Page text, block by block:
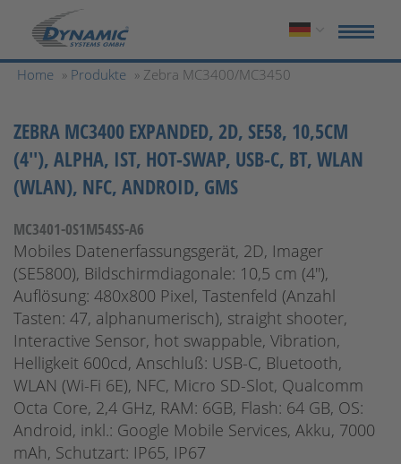
Home » Produkte » Zebra MC3400/MC3450
ZEBRA MC3400 EXPANDED, 2D, SE58, 10,5CM
(4''), ALPHA, IST, HOT-SWAP, USB-C, BT, WLAN
(WLAN), NFC, ANDROID, GMS
MC3401-0S1M54SS-A6
Mobiles Datenerfassungsgerät, 2D, Imager
(SE5800), Bildschirmdiagonale: 10,5 cm (4''),
Auflösung: 480x800 Pixel, Tastenfeld (Anzahl
Tasten: 47, alphanumerisch), straight shooter,
Interactive Sensor, hot swappable, Vibration,
Helligkeit 600cd, Anschluß: USB-C, Bluetooth,
WLAN (Wi-Fi 6E), NFC, Micro SD-Slot, Qualcomm
Octa Core, 2,4 GHz, RAM: 6GB, Flash: 64 GB, OS:
Android, inkl.: Google Mobile Services, Akku, 7000
mAh, Schutzart: IP65, IP67